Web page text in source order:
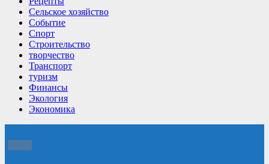
Сельское хозяйство
Событие
Спорт
Строительство
творчество
Транспорт
туризм
Финансы
Экология
Экономика